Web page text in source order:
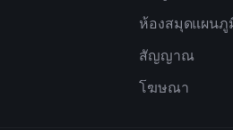
ห้องสมุดแผนภู
สัญญาณ
โฆษณา